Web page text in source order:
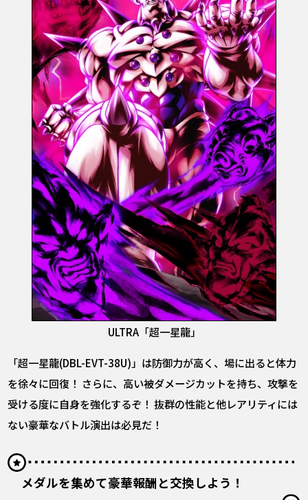
ULTRA「超一星龍」
「超一星龍(DBL-EVT-38U)」は防御力が高く、場に出ると体力
を徐々に回復！ さらに、高い被ダメージカットを持ち、攻撃を
受ける度に自身を強化するぞ！ 抜群の性能と他レアリティには
ない豪華なバトル演出は必見だ！
メダルを集めて豪華報酬と交換しよう！